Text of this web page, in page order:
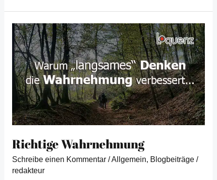
Richtige Wahrnehmung
Schreibe einen Kommentar /Allgemein, Blogbeiträge/
redakteur
Richtige
Wahrnehmung